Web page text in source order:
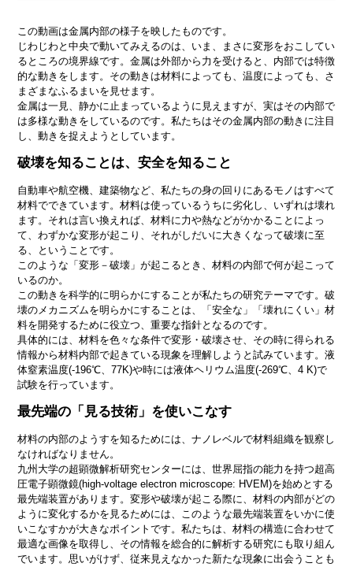
この動画は金属内部の様子を映したものです。
じわじわと中央で動いてみえるのは、いま、まさに変形をおこしてい
るところの境界線です。金属は外部から力を受けると、内部では特徴
的な動きをします。その動きは材料によっても、温度によっても、さ
まざまなふるまいを見せます。
金属は一見、静かに止まっているように見えますが、実はその内部で
は多様な動きをしているのです。私たちはその金属内部の動きに注目
し、動きを捉えようとしています。
破壊を知ることは、安全を知ること
自動車や航空機、建築物など、私たちの身の回りにあるモノはすべて
材料でできています。材料は使っているうちに劣化し、いずれは壊れ
ます。それは言い換えれば、材料に力や熱などがかかることによっ
て、わずかな変形が起こり、それがしだいに大きくなって破壊に至
る、ということです。
このような「変形－破壊」が起こるとき、材料の内部で何が起こって
いるのか。
この動きを科学的に明らかにすることが私たちの研究テーマです。破
壊のメカニズムを明らかにすることは、「安全な」「壊れにくい」材
料を開発するために役立つ、重要な指針となるのです。
具体的には、材料を色々な条件で変形・破壊させ、その時に得られる
情報から材料内部で起きている現象を理解しようと試みています。液
体窒素温度(-196℃、77K)や時には液体ヘリウム温度(-269℃、4 K)で
試験を行っています。
最先端の「見る技術」を使いこなす
材料の内部のようすを知るためには、ナノレベルで材料組織を観察し
なければなりません。
九州大学の超顕微解析研究センターには、世界屈指の能力を持つ超高
圧電子顕微鏡(high-voltage electron microscope: HVEM)を始めとする
最先端装置があります。変形や破壊が起こる際に、材料の内部がどの
ように変化するかを見るためには、このような最先端装置をいかに使
いこなすかが大きなポイントです。私たちは、材料の構造に合わせて
最適な画像を取得し、その情報を総合的に解析する研究にも取り組ん
でいます。思いがけず、従来見えなかった新たな現象に出会うことも